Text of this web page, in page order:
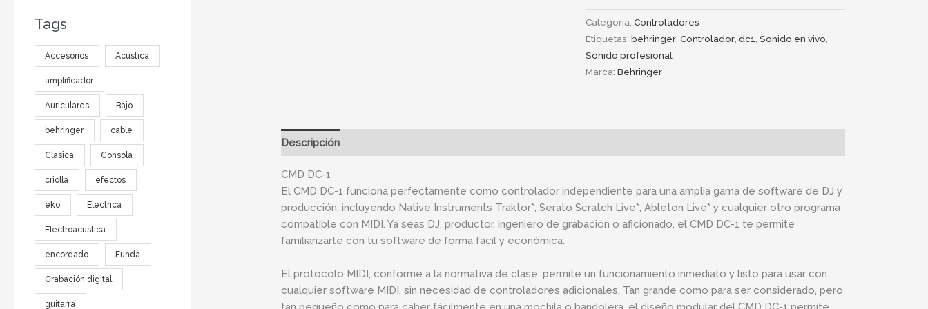
Tags
Accesorios Acustica
amplificador
Auriculares Bajo
behringer cable
Clasica Consola
criolla efectos
eko Electrica
Electroacustica
encordado Funda
Grabación digital
guitarra
Categoría:Controladores
Etiquetas:behringer,Controlador,dc1,Sonido en vivo,
Sonido profesional
Marca:Behringer
Descripción
CMD DC-1
El CMD DC-1 funciona perfectamente como controlador independiente para una amplia gama de software de DJ y
producción, incluyendo Native Instruments Traktor*, Serato Scratch Live*, Ableton Live* y cualquier otro programa
compatible con MIDI. Ya seas DJ, productor, ingeniero de grabación o aficionado, el CMD DC-1 te permite
familiarizarte con tu software de forma fácil y económica.
El protocolo MIDI, conforme a la normativa de clase, permite un funcionamiento inmediato y listo para usar con
cualquier software MIDI, sin necesidad de controladores adicionales. Tan grande como para ser considerado, pero